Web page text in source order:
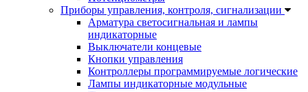
Приборы управления, контроля, сигнализации
Арматура светосигнальная и лампы
индикаторные
Выключатели концевые
Кнопки управления
Контроллеры программируемые логические
Лампы индикаторные модульные